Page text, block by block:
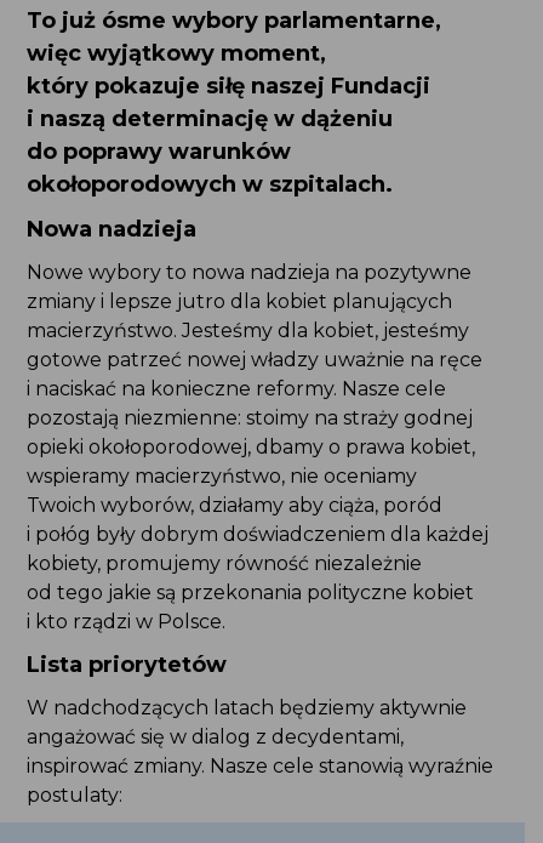
To już ósme wybory parlamentarne,
więc wyjątkowy moment,
który pokazuje siłę naszej Fundacji
i naszą determinację w dążeniu
do poprawy warunków
okołoporodowych w szpitalach.
Nowa nadzieja
Nowe wybory to nowa nadzieja na pozytywne
zmiany i lepsze jutro dla kobiet planujących
macierzyństwo. Jesteśmy dla kobiet, jesteśmy
gotowe patrzeć nowej władzy uważnie na ręce
i naciskać na konieczne reformy. Nasze cele
pozostają niezmienne: stoimy na straży godnej
opieki okołoporodowej, dbamy o prawa kobiet,
wspieramy macierzyństwo, nie oceniamy
Twoich wyborów, działamy aby ciąża, poród
i połóg były dobrym doświadczeniem dla każdej
kobiety, promujemy równość niezależnie
od tego jakie są przekonania polityczne kobiet
i kto rządzi w Polsce.
Lista priorytetów
W nadchodzących latach będziemy aktywnie
angażować się w dialog z decydentami,
inspirować zmiany. Nasze cele stanowią wyraźnie
postulaty: